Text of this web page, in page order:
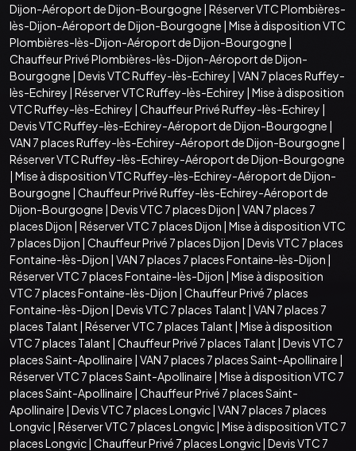
Dijon-Aéroport de Dijon-Bourgogne | Réserver VTC Plombières-
lès-Dijon-Aéroport de Dijon-Bourgogne | Mise à disposition VTC
Plombières-lès-Dijon-Aéroport de Dijon-Bourgogne |
Chauffeur Privé Plombières-lès-Dijon-Aéroport de Dijon-
Bourgogne | Devis VTC Ruffey-lès-Echirey | VAN 7 places Ruffey-
lès-Echirey | Réserver VTC Ruffey-lès-Echirey | Mise à disposition
VTC Ruffey-lès-Echirey | Chauffeur Privé Ruffey-lès-Echirey |
Devis VTC Ruffey-lès-Echirey-Aéroport de Dijon-Bourgogne |
VAN 7 places Ruffey-lès-Echirey-Aéroport de Dijon-Bourgogne |
Réserver VTC Ruffey-lès-Echirey-Aéroport de Dijon-Bourgogne
| Mise à disposition VTC Ruffey-lès-Echirey-Aéroport de Dijon-
Bourgogne | Chauffeur Privé Ruffey-lès-Echirey-Aéroport de
Dijon-Bourgogne | Devis VTC 7 places Dijon | VAN 7 places 7
places Dijon | Réserver VTC 7 places Dijon | Mise à disposition VTC
7 places Dijon | Chauffeur Privé 7 places Dijon | Devis VTC 7 places
Fontaine-lès-Dijon | VAN 7 places 7 places Fontaine-lès-Dijon |
Réserver VTC 7 places Fontaine-lès-Dijon | Mise à disposition
VTC 7 places Fontaine-lès-Dijon | Chauffeur Privé 7 places
Fontaine-lès-Dijon | Devis VTC 7 places Talant | VAN 7 places 7
places Talant | Réserver VTC 7 places Talant | Mise à disposition
VTC 7 places Talant | Chauffeur Privé 7 places Talant | Devis VTC 7
places Saint-Apollinaire | VAN 7 places 7 places Saint-Apollinaire |
Réserver VTC 7 places Saint-Apollinaire | Mise à disposition VTC 7
places Saint-Apollinaire | Chauffeur Privé 7 places Saint-
Apollinaire | Devis VTC 7 places Longvic| VAN 7 places 7 places
Longvic| Réserver VTC 7 places Longvic| Mise à disposition VTC 7
places Longvic| Chauffeur Privé 7 places Longvic| Devis VTC 7